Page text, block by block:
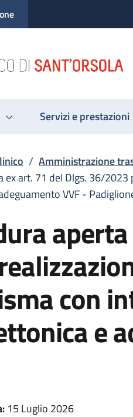
Servizi e prestazioni
pane
/ Amministrazione
ex art. 71 del Dlgs. 36/
VVF -
con
e
15 Luglio 2026